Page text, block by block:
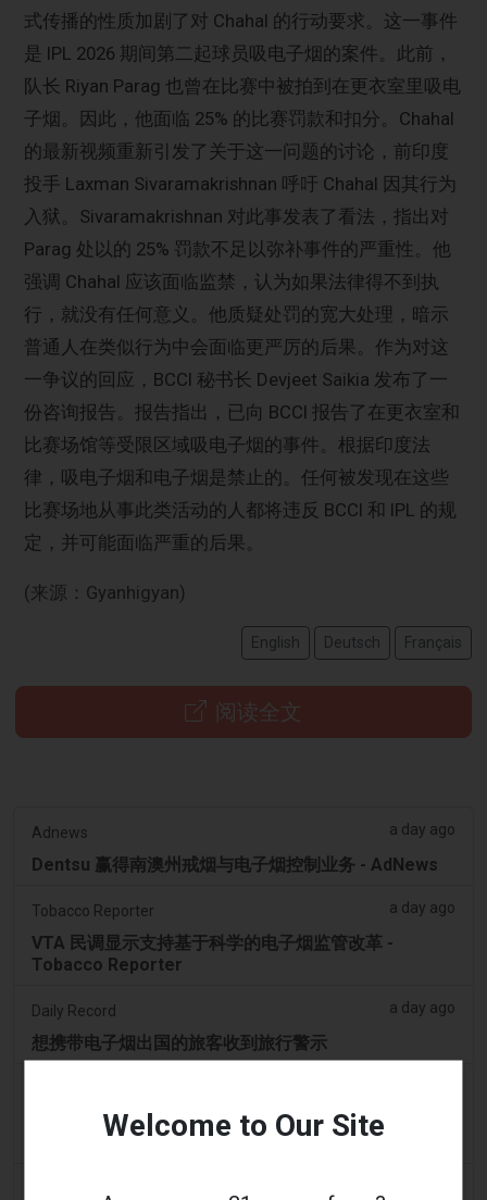
式传播的性质加剧了对 Chahal 的行动要求。这一事件
是 IPL 2026 期间第二起球员吸电子烟的案件。此前，
队长 Riyan Parag 也曾在比赛中被拍到在更衣室里吸电
子烟。因此，他面临 25% 的比赛罚款和扣分。Chahal
的最新视频重新引发了关于这一问题的讨论，前印度
投手 Laxman Sivaramakrishnan 呼吁 Chahal 因其行为
入狱。Sivaramakrishnan 对此事发表了看法，指出对
Parag 处以的 25% 罚款不足以弥补事件的严重性。他
强调 Chahal 应该面临监禁，认为如果法律得不到执
行，就没有任何意义。他质疑处罚的宽大处理，暗示
普通人在类似行为中会面临更严厉的后果。作为对这
一争议的回应，BCCI 秘书长 Devjeet Saikia 发布了一
份咨询报告。报告指出，已向 BCCI 报告了在更衣室和
比赛场馆等受限区域吸电子烟的事件。根据印度法
律，吸电子烟和电子烟是禁止的。任何被发现在这些
比赛场地从事此类活动的人都将违反 BCCI 和 IPL 的规
定，并可能面临严重的后果。
(来源：Gyanhigyan)
English Deutsch Français
阅读全文
Adnews a day ago
Dentsu 赢得南澳州戒烟与电子烟控制业务 - AdNews
Tobacco Reporter a day ago
VTA 民调显示支持基于科学的电子烟监管改革 -
Tobacco Reporter
Daily Record a day ago
想携带电子烟出国的旅客收到旅行警示
大多数航空公司“禁止”放入托运行李的常见物品的“最安
全打包方法”
Welcome to Our Site